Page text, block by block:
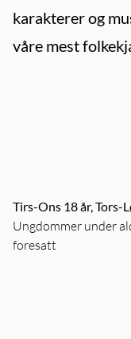
karakterer og
våre mest
Tirs-Ons 18 år, Tors-
Ungdommer under
foresatt